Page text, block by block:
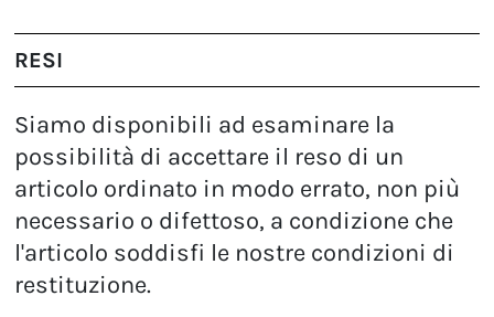
RESI
Siamo disponibili ad esaminare la
possibilità di accettare il reso di un
articolo ordinato in modo errato, non più
necessario o difettoso, a condizione che
l'articolo soddisfi le nostre condizioni di
restituzione.